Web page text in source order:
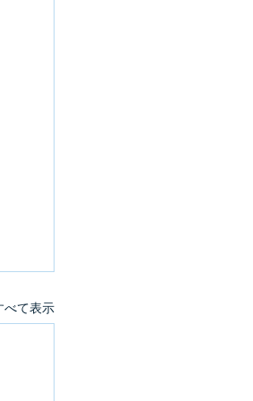
べて表示